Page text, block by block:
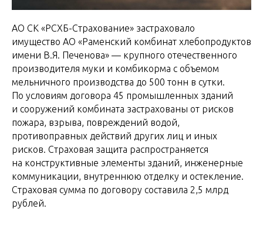
АО СК «РСХБ-Страхование» застраховало
имущество АО «Раменский комбинат хлебопродуктов
имени В.Я. Печенова» — крупного отечественного
производителя муки и комбикорма с объемом
мельничного производства до 500 тонн в сутки.
По условиям договора 45 промышленных зданий
и сооружений комбината застрахованы от рисков
пожара, взрыва, повреждений водой,
противоправных действий других лиц и иных
рисков. Страховая защита распространяется
на конструктивные элементы зданий, инженерные
коммуникации, внутреннюю отделку и остекление.
Страховая сумма по договору составила 2,5 млрд
рублей.